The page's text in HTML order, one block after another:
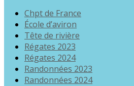
Chpt de France
École d’aviron
Tête de rivière
Régates 2023
Régates 2024
Randonnées 2023
Randonnées 2024